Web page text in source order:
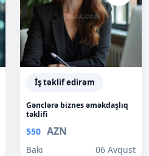
İş təklif edirəm
Gənclərə biznes əməkdaşlıq
təklifi
550 AZN
Bakı 06 Avqust